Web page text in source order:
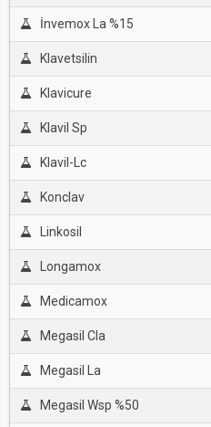
İnvemox La %15
Klavetsilin
Klavicure
Klavil Sp
Klavil-Lc
Konclav
Linkosil
Longamox
Medicamox
Megasil Cla
Megasil La
Megasil Wsp %50